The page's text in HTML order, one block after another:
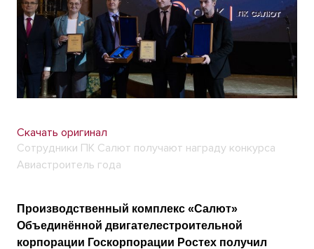
Скачать оригинал
Сотрудники ПК Салют получают награду конкурса
Авиастроитель года
Производственный комплекс «Салют»
Объединённой двигателестроительной
корпорации Госкорпорации Ростех получил